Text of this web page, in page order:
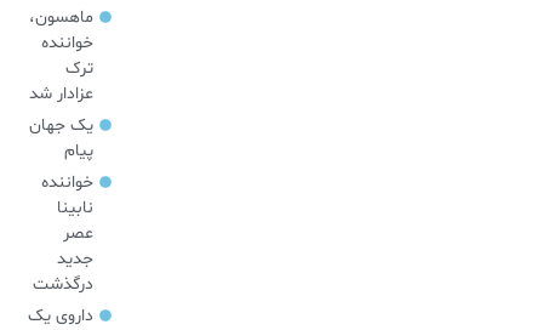
ماهسون،
خواننده
ترک
عزادار شد
یک جهان
پیام
خواننده
نابینا
عصر
جدید
درگذشت
داروی یک